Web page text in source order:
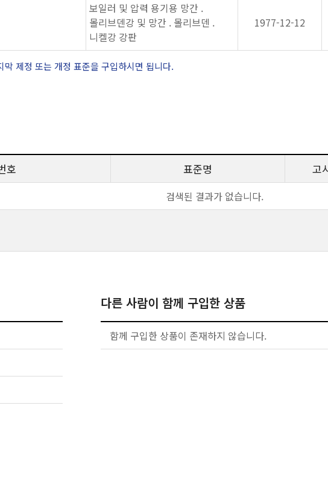
보일러 및 압력 용기용 망간 .
몰리브덴강 및 망간 . 몰리브덴 .
니켈강 강판
1977-12-12
제정 또는 개정 표준을 구입하시면 됩니다.
호 표준명 고
검색된 결과가 없습니다.
다른 사람이 함께 구입한 상품
함께 구입한 상품이 존재하지 않습니다.